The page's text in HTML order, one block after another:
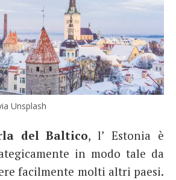
Unsplash
del Baltico, l’ Estonia è
in modo tale da
facilmente molti altri paesi.